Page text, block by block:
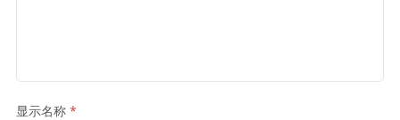
显示名称 *